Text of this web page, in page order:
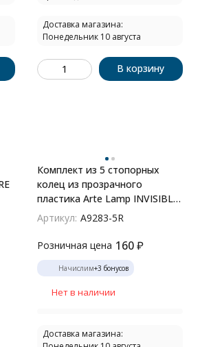
Доставка магазина:
Понедельник 10 августа
В корзину
Комплект из 5 стопорных
колец из прозрачного
пластика Arte Lamp INVISIBLE
A9283-5R
Артикул: A9283-5R
Розничная цена 160 ₽
Начислим+3 бонусов
Нет в наличии
Доставка магазина: